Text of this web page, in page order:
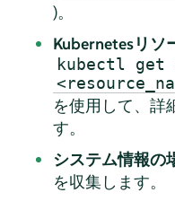
)。
Kubernetesリソ
kubectl get
を使用して、詳
す。
システム情報の
を収集します。